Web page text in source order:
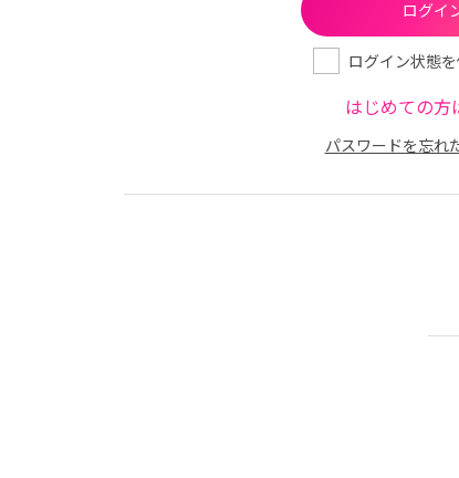
ログイン状態
はじめての方
パスワードを忘れ